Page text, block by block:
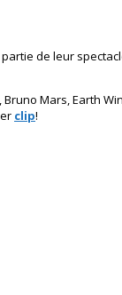
de leur
Mars, Earth
clip!